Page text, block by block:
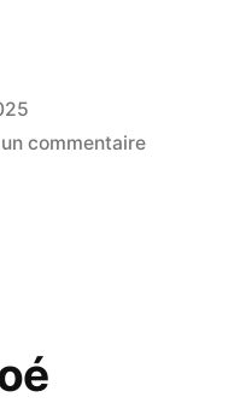
commentairesur